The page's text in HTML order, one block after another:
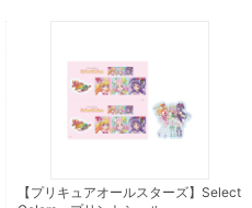
【プリキュアオールスターズ】Select